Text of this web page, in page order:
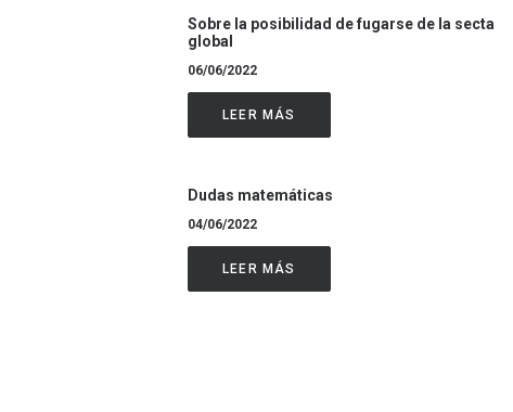
Sobre la posibilidad de fugarse de la secta
global
06/06/2022
LEER MÁS
Dudas matemáticas
04/06/2022
LEER MÁS